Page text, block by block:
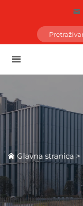
Glavna stranica >